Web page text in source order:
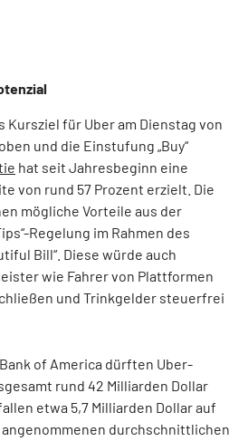
Kursziel für Uber am Dienstag von
und die Einstufung „Buy“
hat seit Jahresbeginn eine
von rund 57 Prozent erzielt. Die
mögliche Vorteile aus der
Regelung im Rahmen des
Bill“. Diese würde auch
wie Fahrer von Plattformen
und Trinkgelder steuerfrei
of America dürften Uber-
rund 42 Milliarden Dollar
etwa 5,7 Milliarden Dollar auf
durchschnittlichen